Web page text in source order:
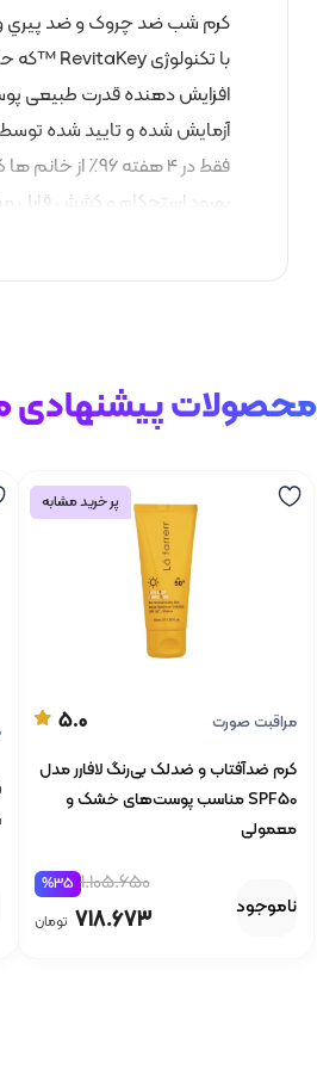
کرم شب ضد چروک و ضد پيري و
با تکنولوژی RevitaKey ™که حاوی عصاره مورینگا منحصر به فرد است
افزایش دهنده قدرت طبیعی
آزمایش شده و تایید شده توسط 107 خانم مصرف کننده
فقط در 4 هفته 96٪ از خانم ها گفتند پوستشان قوی تر می شود
بهبود استحکام و کشش قابل
ایجاد پوستی نرم تر، مستحکم
آسیب های پوست را کاهش
جلوه ی زیبا، جوان و لطیف به
محصولات پیشنهادی
پر خرید مشابه
مراقبت صورت 5.0
کرم ضدآفتاب و ضدلک بی‌رنگ لافارر مدل
SPF50 مناسب پوست‌های خشک و
معمولی
1.105.650
%35
718.673 تومان
ناموجود